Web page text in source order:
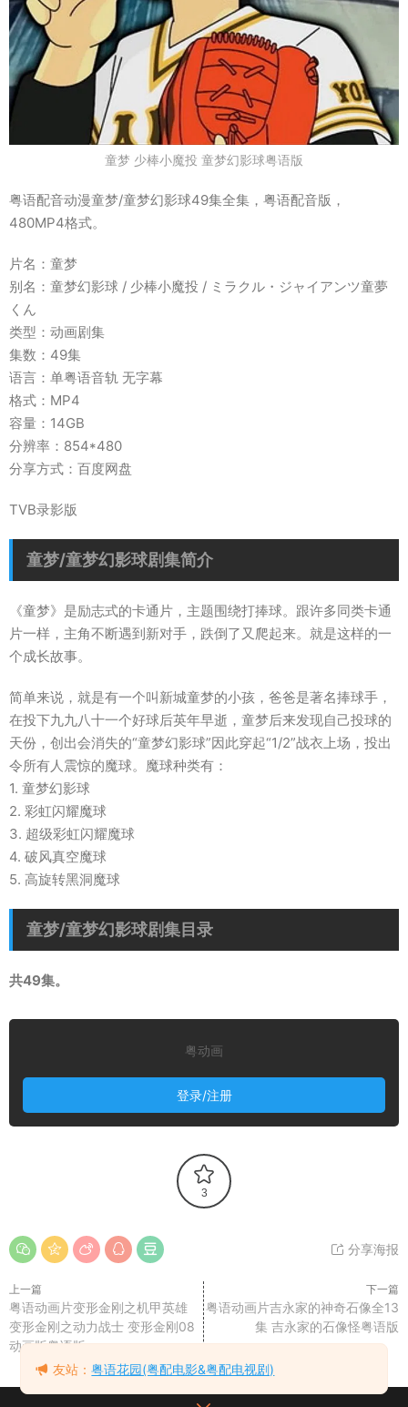
童梦 少棒小魔投 童梦幻影球粤语版
粤语配音动漫童梦/童梦幻影球49集全集，粤语配音版，
480MP4格式。
片名：童梦
别名：童梦幻影球 / 少棒小魔投 / ミラクル・ジャイアンツ童夢
くん
类型：动画剧集
集数：49集
语言：单粤语音轨 无字幕
格式：MP4
容量：14GB
分辨率：854*480
分享方式：百度网盘
TVB录影版
童梦/童梦幻影球剧集简介
《童梦》是励志式的卡通片，主题围绕打捧球。跟许多同类卡通
片一样，主角不断遇到新对手，跌倒了又爬起来。就是这样的一
个成长故事。
简单来说，就是有一个叫新城童梦的小孩，爸爸是著名捧球手，
在投下九九八十一个好球后英年早逝，童梦后来发现自己投球的
天份，创出会消失的“童梦幻影球”因此穿起“1/2”战衣上场，投出
令所有人震惊的魔球。魔球种类有：
1. 童梦幻影球
2. 彩虹闪耀魔球
3. 超级彩虹闪耀魔球
4. 破风真空魔球
5. 高旋转黑洞魔球
童梦/童梦幻影球剧集目录
共49集。
粤动画
登录/注册
3
分享海报
上一篇
粤语动画片变形金刚之机甲英雄
变形金刚之动力战士 变形金刚08
动画版粤语版
下一篇
粤语动画片吉永家的神奇石像全13
集 吉永家的石像怪粤语版
友站：粤语花园(粤配电影&粤配电视剧)